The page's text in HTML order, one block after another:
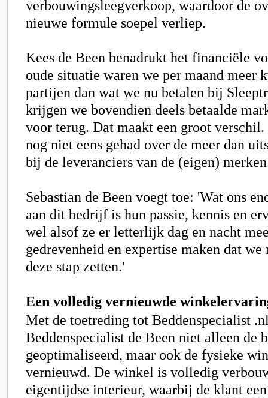
verbouwingsleegverkoop, waardoor de
nieuwe formule soepel verliep.
Kees de Been benadrukt het financiële
oude situatie waren we per maand meer
partijen dan wat we nu betalen bij
krijgen we bovendien deels betaalde
voor terug. Dat maakt een groot
nog niet eens gehad over de meer dan
bij de leveranciers van de (eigen)
Sebastian de Been voegt toe: 'Wat ons
aan dit bedrijf is hun passie, kennis en
wel alsof ze er letterlijk dag en nacht
gedrevenheid en expertise maken dat
deze stap zetten.'
Een volledig vernieuwde
Met de toetreding tot Beddenspecialist
Beddenspecialist de Been niet alleen de
geoptimaliseerd, maar ook de fysieke
vernieuwd. De winkel is volledig
eigentijdse interieur, waarbij de klant